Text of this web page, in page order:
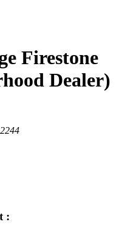
Firestone
Dealer)
: